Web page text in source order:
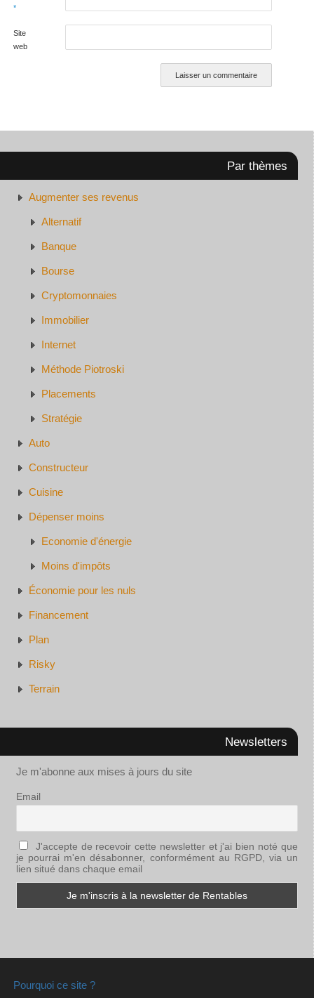
*
Site
web
Par thèmes
Augmenter ses revenus
Alternatif
Banque
Bourse
Cryptomonnaies
Immobilier
Internet
Méthode Piotroski
Placements
Stratégie
Auto
Constructeur
Cuisine
Dépenser moins
Economie d'énergie
Moins d'impôts
Économie pour les nuls
Financement
Plan
Risky
Terrain
Newsletters
Je m'abonne aux mises à jours du site
Email
J'accepte de recevoir cette newsletter et j'ai bien noté que
je pourrai m'en désabonner, conformément au RGPD, via un
lien situé dans chaque email
Pourquoi ce site ?